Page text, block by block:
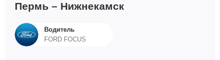
Пермь – Нижнекамск
Водитель
FORD FOCUS